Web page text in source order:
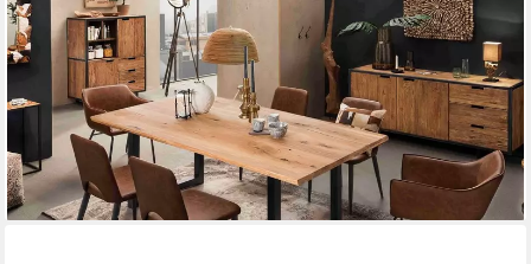
Esstisch Lille Wildeiche Massivholz mit modernem Metall-
Kufengestell, Geölte Wildeiche mit durchgehenden Lamellen &
Kufengestell
ab 1.089,83 €
lieferbar - in 7-9 Werktagen bei dir